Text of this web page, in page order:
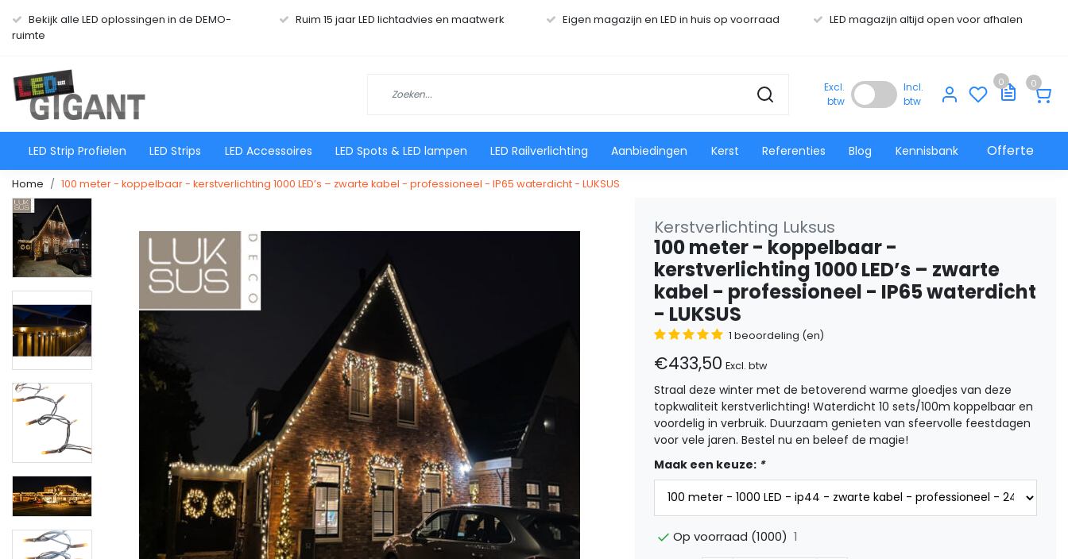
Bekijk alle LED oplossingen in de DEMO-
ruimte
Ruim 15 jaar LED lichtadvies en maatwerk Eigen magazijn en LED in huis op voorraad LED magazijn altijd open voor afhalen
Excl.
btw
Incl.
btw
0 0
LED Strip Profielen LED Strips LED Accessoires LED Spots & LED lampen LED Railverlichting Aanbiedingen Kerst Referenties Blog Kennisbank Offerte
Home 100 meter - koppelbaar - kerstverlichting 1000 LED’s – zwarte kabel - professioneel - IP65 waterdicht - LUKSUS
Kerstverlichting Luksus
100 meter - koppelbaar -
kerstverlichting 1000 LED’s – zwarte
kabel - professioneel - IP65 waterdicht
- LUKSUS
1 beoordeling (en)
€433,50 Excl. btw
Straal deze winter met de betoverend warme gloedjes van deze
topkwaliteit kerstverlichting! Waterdicht 10 sets/100m koppelbaar en
voordelig in verbruik. Duurzaam genieten van sfeervolle feestdagen
voor vele jaren. Bestel nu en beleef de magie!
Maak een keuze: *
Op voorraad (1000) 1